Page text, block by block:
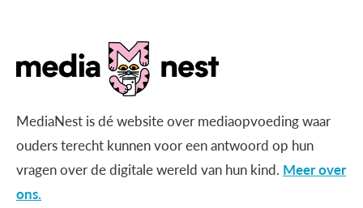
MediaNest is dé website over mediaopvoeding waar
ouders terecht kunnen voor een antwoord op hun
vragen over de digitale wereld van hun kind. Meer over
ons.